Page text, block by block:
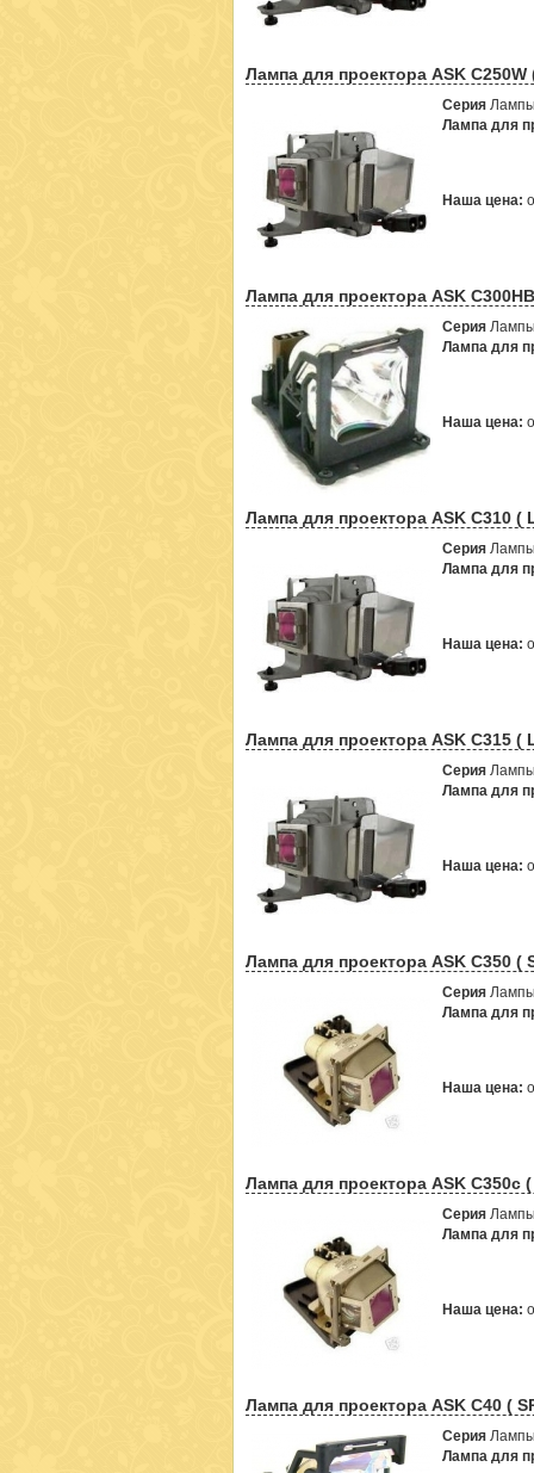
Лампа для проектора ASK C250W
Серия
Лампа для
Наша цена:
Лампа для проектора ASK
Серия
Лампа для
Наша цена:
Лампа для проектора ASK C310 (
Серия
Лампа для
Наша цена:
Лампа для проектора ASK C315 (
Серия
Лампа для
Наша цена:
Лампа для проектора ASK C350 (
Серия
Лампа для
Наша цена:
Лампа для проектора ASK C350c
Серия
Лампа для
Наша цена:
Лампа для проектора ASK C40 (
Серия
Лампа для